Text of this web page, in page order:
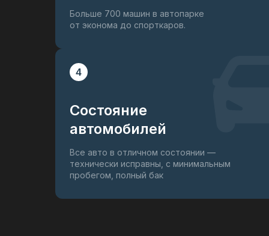
Больше 700 машин в автопарке
от эконома до спорткаров.
4
Состояние
автомобилей
Все авто в отличном состоянии —
технически исправны, с минимальным
пробегом, полный бак